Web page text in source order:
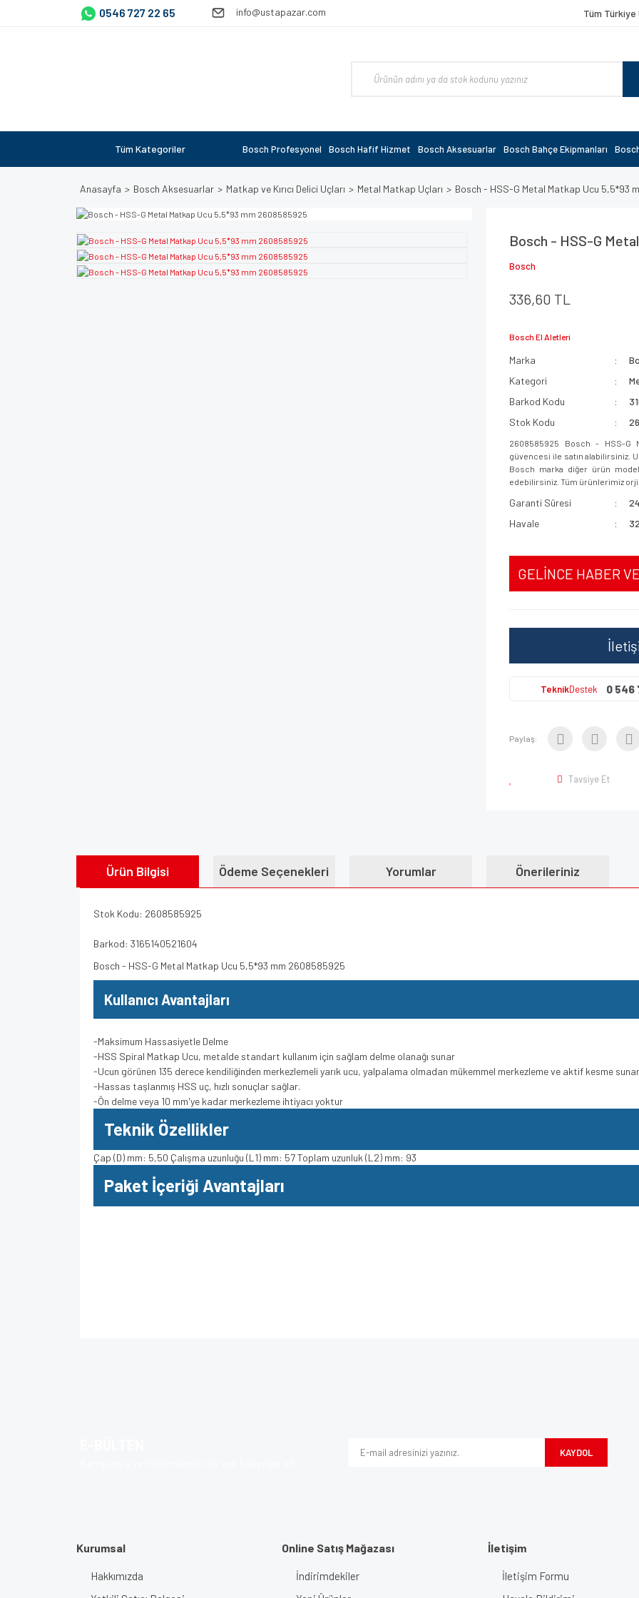
0546 727 22 65 info@ustapazar.com Tüm
Tüm Kategoriler Bosch Profesyonel Bosch Hafif Hizmet Bosch Aksesuarlar Bosch Bahçe Ekipmanları
Anasayfa Bosch Aksesuarlar Matkap ve Kırıcı Delici Uçları Metal Matkap Uçları Bosch - HSS-G Metal Matkap Ucu 5,5*93
Bosch - HSS-G
Bosch
336,60 TL
Bosch El Aletleri
Marka
Kategori
Barkod Kodu
Stok Kodu
2608585925 Bosch - HSS-G
güvencesi ile satın alabilirsiniz.
Bosch marka diğer ürün
edebilirsiniz. Tüm ürünlerimiz
Garanti Süresi
Havale
GELİNCE HABER
TeknikDestek 0 546
Paylaş:
Tavsiye Et
Ürün Bilgisi Ödeme Seçenekleri Yorumlar Önerileriniz
Stok Kodu: 2608585925
Barkod: 3165140521604
Bosch - HSS-G Metal Matkap Ucu 5,5*93 mm 2608585925
Kullanıcı Avantajları
-Maksimum Hassasiyetle Delme
-HSS Spiral Matkap Ucu, metalde standart kullanım için sağlam delme olanağı sunar
-Ucun görünen 135 derece kendiliğinden merkezlemeli yarık ucu, yalpalama olmadan mükemmel merkezleme ve aktif kesme sunar
-Hassas taşlanmış HSS uç, hızlı sonuçlar sağlar.
-Ön delme veya 10 mm'ye kadar merkezleme ihtiyacı yoktur
Teknik Özellikler
Çap (D) mm: 5,50 Çalışma uzunluğu (L1) mm: 57 Toplam uzunluk (L2) mm: 93
Paket İçeriği Avantajları
KAYDOL
Kurumsal
Hakkımızda
Online Satış Mağazası
İndirimdekiler
İletişim
İletişim Formu